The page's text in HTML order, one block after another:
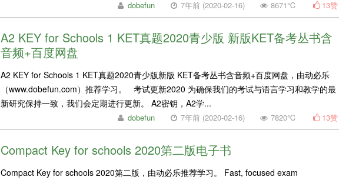
dobefun 7年前 (2020-02-16) 8671℃ 13赞
A2 KEY for Schools 1 KET真题2020青少版 新版KET备考丛书含
音频+百度网盘
A2 KEY for Schools 1 KET真题2020青少版新版 KET备考丛书含音频+百度网盘，由动必乐
（www.dobefun.com）推荐学习。 考试更新2020 为确保我们的考试与语言学习和教学的最
新研究保持一致，我们会定期进行更新。 A2密钥，A2学...
dobefun 7年前 (2020-02-16) 7820℃ 13赞
Compact Key for schools 2020第二版电子书
Compact Key for schools 2020第二版，由动必乐推荐学习。 Fast, focused exam